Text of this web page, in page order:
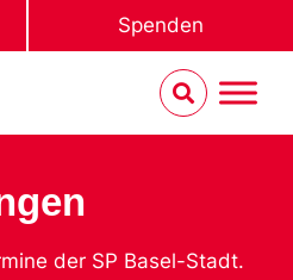
Spenden
der SP Basel-Stadt.